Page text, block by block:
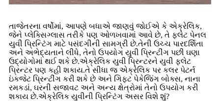
તાજેતરના વર્ષોમાં, આપણે બધાએ જાણવું જોઈએ કે એક્રેલિક,
જેને પ્લેક્સિગ્લાસ તરીકે પણ ઓળખવામાં આવે છે, તે ફ્લેટ પેનલ
યુવી પ્રિન્ટિંગ માટે પસંદગીની સામગ્રી છે.તેની ઉચ્ચ પારદર્શિતા
અને અભેદ્યતાને લીધે, તેનો ઉપયોગ યુવી પ્રિન્ટીંગ પછી ઘણા
ઉદ્યોગોમાં થઈ શકે છે.એક્રેલિક યુવી પ્રિન્ટરને યુવી ફ્લેટ
પ્રિન્ટર પણ કહી શકાય.તે સીધા જ એક્રેલિક પર કલર પેટર્ન
ઇંકજેટ પ્રિન્ટીંગ કરી શકે છે અને ગિફ્ટ પેકેજિંગ બોક્સ, નાના
રમકડાં, ઘરની સજાવટ અને અન્ય ક્ષેત્રોમાં તેનો ઉપયોગ કરી
શકાય છે.એક્રેલિક યુવીની પ્રિન્ટિંગ અસર વિશે શું?